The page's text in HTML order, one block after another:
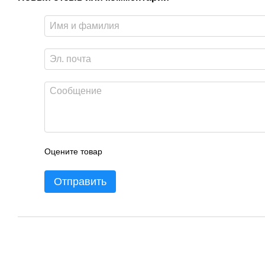
Оцените товар
Отправить